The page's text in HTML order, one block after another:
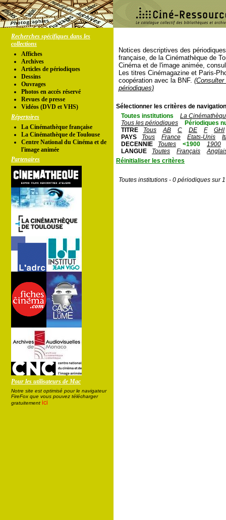
Recherches spécifiques dans les
collections
Affiches
Archives
Articles de périodiques
Dessins
Ouvrages
Photos en accés réservé
Revues de presse
Vidéos (DVD et VHS)
Répertoires
La Cinémathèque française
La Cinémathèque de Toulouse
Centre National du Cinéma et de
l'image animée
Partenaires
Pour les utilisateurs de Mac
Notre site est optimisé pour le navigateur
FireFox que vous pouvez télécharger
gratuitement ici
Notices descriptives des
française, de la Cinémathèque de
Cinéma et de l'image animée,
Les titres Cinémagazine et Paris-
coopération avec la BNF.
périodiques)
Sélectionner les critères de
Toutes institutions
La
Tous les périodiques
Périodiques
TITRE
Tous AB C DE F
GHI
PAYS
Tous France Etats-Unis
DECENNIE
Toutes <1900
1900
LANGUE
Toutes Français
Réinitialiser les critères
Toutes institutions - 0 périodiques sur